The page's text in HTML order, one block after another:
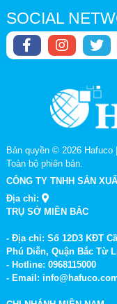
SOCIAL
Bản quyền © 2026 Hafuco
Toàn bộ phiên bản.
CÔNG TY TNHH SẢN
Địa chỉ:
TRỤ SỞ MIỀN BẮC
- Địa chỉ: Số 12D3 KĐT
Phú Diễn, Quận Bắc Từ
- Hotline: 0968115000
- Email: